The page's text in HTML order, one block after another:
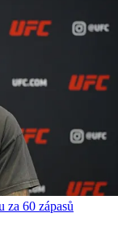
za 60 zápasů